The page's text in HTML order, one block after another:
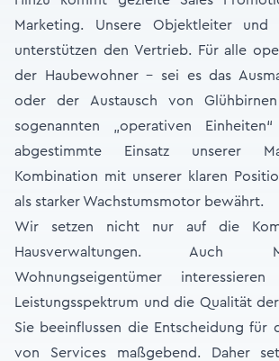
Marketing. Unsere Objektleiter und
unterstützen den Vertrieb. Für alle
der Haubewohner – sei es das
oder der Austausch von
sogenannten „operativen
abgestimmte Einsatz unserer
Kombination mit unserer klaren
als starker Wachstumsmotor bewährt.
Wir setzen nicht nur auf die
Hausverwaltungen. Auch
Wohnungseigentümer
Leistungsspektrum und die Qualität
Sie beeinflussen die Entscheidung für
von Services maßgebend. Daher